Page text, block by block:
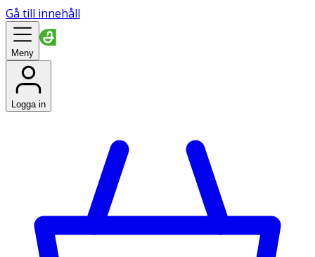
Gå till innehåll
Meny
Logga in